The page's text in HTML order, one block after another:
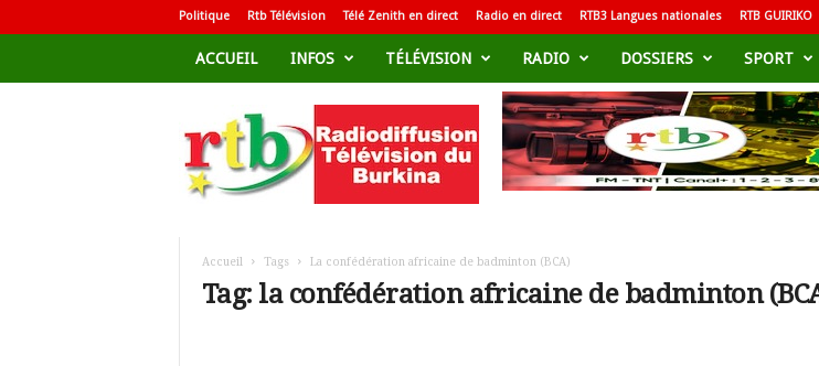
Politique Rtb Télévision Télé Zenith en direct Radio en direct RTB3 Langues nationales RTB GUIRIKO
ACCUEIL INFOS TÉLÉVISION RADIO DOSSIERS SPORT
d
i
Accueil Tags La confédération africaine de badminton (BCA)
Tag: la confédération africaine de badminton